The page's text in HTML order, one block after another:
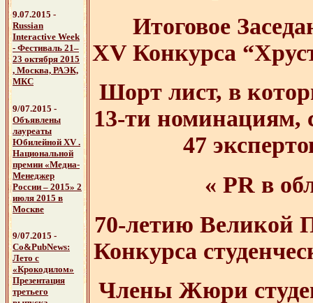
9.07.2015 -
Russian
Interactive Week
- Фестиваль 21–
23 октября 2015
, Москва, РАЭК,
МКС
9/07.2015 -
Объявлены
лауреаты
Юбилейной XV .
Национальной
премии «Медиа-
Менеджер
России – 2015» 2
июля 2015 в
Москве
9/07.2015 -
Со&PubNews:
Лето с
«Крокодилом»
Презентация
третьего
Итоговое
XV Конкурса
Шорт лист, в
13-ти номинациям,
47
« PR в
70-летию Великой
Конкурса
Члены Жюри